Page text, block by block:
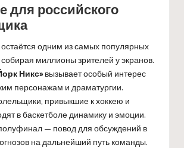
для российского
одним из самых популярных
собирая миллионы зрителей у экранов.
Никс»вызывает особый интерес
персонажам и драматургии.
привыкшие к хоккею и
в баскетболе динамику и эмоции.
— повод для обсуждений в
на дальнейший путь команды.